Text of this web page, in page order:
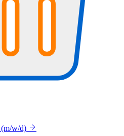
(m/w/d)